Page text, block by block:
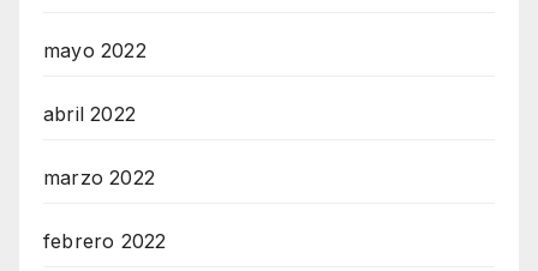
mayo 2022
abril 2022
marzo 2022
febrero 2022